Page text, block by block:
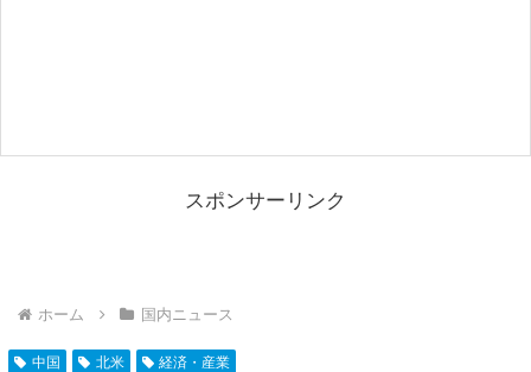
スポンサーリンク
ホーム 国内ニュース
中国 北米 経済・産業